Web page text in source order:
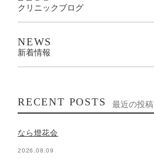
クリニックブログ
NEWS
新着情報
RECENT POSTS 最近の投稿
なら燈花会
2026.08.09